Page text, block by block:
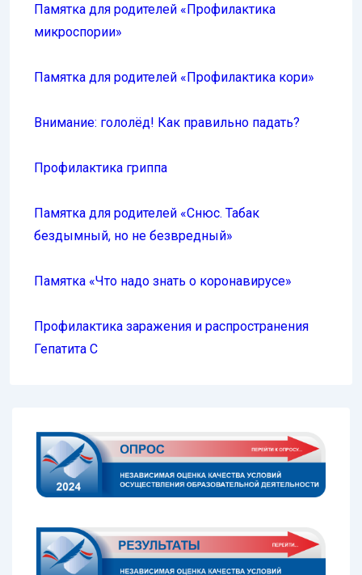
Памятка для родителей «Профилактика
микроспории»
Памятка для родителей «Профилактика кори»
Внимание: гололёд! Как правильно падать?
Профилактика гриппа
Памятка для родителей «Снюс. Табак
бездымный, но не безвредный»
Памятка «Что надо знать о коронавирусе»
Профилактика заражения и распространения
Гепатита С